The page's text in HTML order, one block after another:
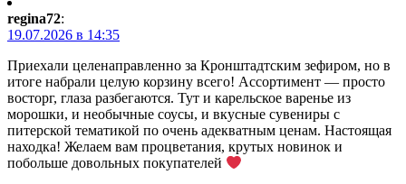
regina72:
19.07.2026 в 14:35
Приехали целенаправленно за Кронштадтским зефиром, но в
итоге набрали целую корзину всего! Ассортимент — просто
восторг, глаза разбегаются. Тут и карельское варенье из
морошки, и необычные соусы, и вкусные сувениры с
питерской тематикой по очень адекватным ценам. Настоящая
находка! Желаем вам процветания, крутых новинок и
побольше довольных покупателей